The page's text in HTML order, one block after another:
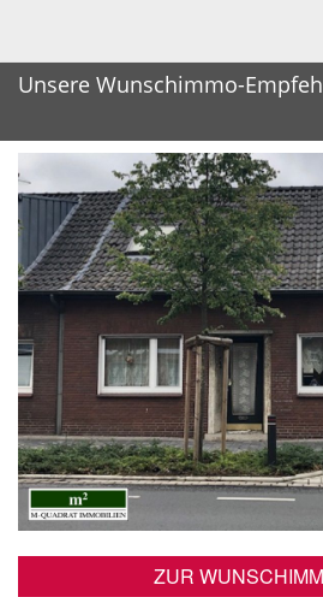
Unsere Wunschimmo-
ZUR